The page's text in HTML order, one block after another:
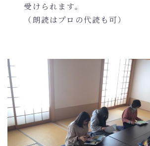
受けられます。
（朗読はプロの代読も可）